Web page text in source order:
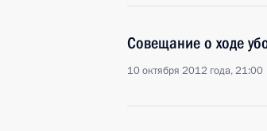
Совещание о ходе
10 октября 2012 года, 21:00